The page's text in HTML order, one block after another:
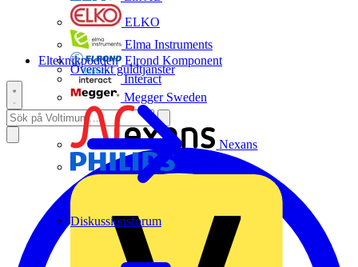
ELKO
Elma Instruments
Elrond Komponent
Interact
Megger Sweden
Nexans
Översikt guldtjänster
Diskussionsforum
Elteknikpodden